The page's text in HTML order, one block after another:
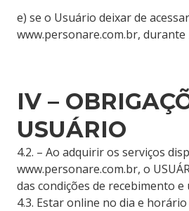
e) se o Usuário deixar de
www.personare.com.br, durante
IV –
USUÁRIO
4.2. – Ao adquirir os serviços
www.personare.com.br, o
das condições de recebimento e
4.3. Estar online no dia e